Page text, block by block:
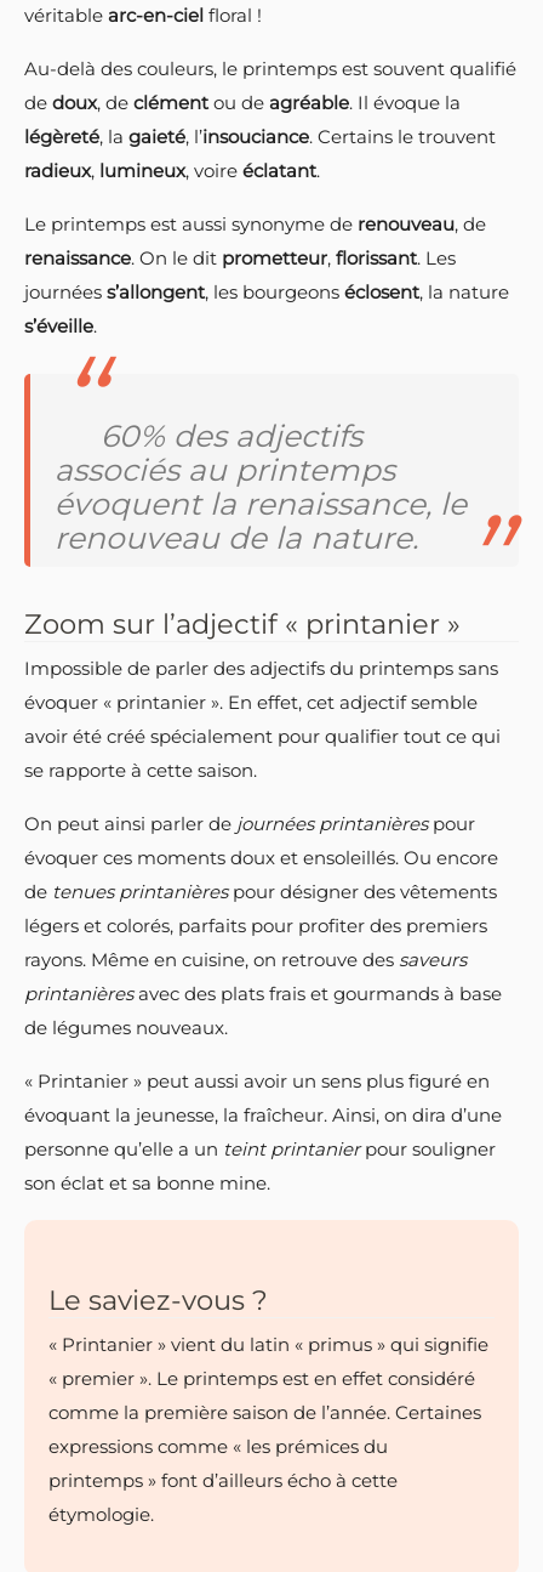
véritable arc-en-ciel floral !
Au-delà des couleurs, le printemps est souvent qualifié
de doux, de clément ou de agréable. Il évoque la
légèreté, la gaieté, l’insouciance. Certains le trouvent
radieux, lumineux, voire éclatant.
Le printemps est aussi synonyme de renouveau, de
renaissance. On le dit prometteur, florissant. Les
journées s’allongent, les bourgeons éclosent, la nature
s’éveille.
60% des adjectifs
associés au printemps
évoquent la renaissance, le
renouveau de la nature.
Zoom sur l’adjectif « printanier »
Impossible de parler des adjectifs du printemps sans
évoquer « printanier ». En effet, cet adjectif semble
avoir été créé spécialement pour qualifier tout ce qui
se rapporte à cette saison.
On peut ainsi parler de journées printanièrespour
évoquer ces moments doux et ensoleillés. Ou encore
de tenues printanièrespour désigner des vêtements
légers et colorés, parfaits pour profiter des premiers
rayons. Même en cuisine, on retrouve des saveurs
printanièresavec des plats frais et gourmands à base
de légumes nouveaux.
« Printanier » peut aussi avoir un sens plus figuré en
évoquant la jeunesse, la fraîcheur. Ainsi, on dira d’une
personne qu’elle a un teint printanierpour souligner
son éclat et sa bonne mine.
Le saviez-vous ?
« Printanier » vient du latin « primus » qui signifie
« premier ». Le printemps est en effet considéré
comme la première saison de l’année. Certaines
expressions comme « les prémices du
printemps » font d’ailleurs écho à cette
étymologie.